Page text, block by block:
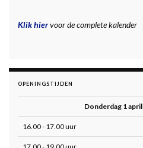
Klik hiervoor de complete kalender
OPENINGSTIJDEN
Donderdag 1
16.00 - 17.00 uur